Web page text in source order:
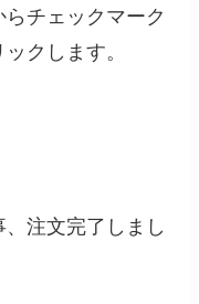
チェックマーク
クします。
注文完了しまし